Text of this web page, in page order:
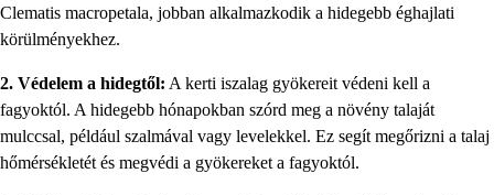
Clematis macropetala, jobban alkalmazkodik a hidegebb éghajlati
körülményekhez.
2. Védelem a hidegtől: A kerti iszalag gyökereit védeni kell a
fagyoktól. A hidegebb hónapokban szórd meg a növény talaját
mulccsal, például szalmával vagy levelekkel. Ez segít megőrizni a talaj
hőmérsékletét és megvédi a gyökereket a fagyoktól.